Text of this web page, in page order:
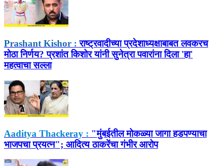
Prashant Kishor : राष्ट्रवादीच्या प्रदेशाध्यक्षाबाबत लवकरच
मोठा निर्णय? प्रशांत किशोर यांनी सुनेत्रा पवारांना दिला 'हा'
महत्वाचा सल्ला
Aaditya Thackeray : "मुंबईतील मोकळ्या जागा हडपण्याचा
भाजपचा प्रयत्न"; आदित्य ठाकरेंचा गंभीर आरोप